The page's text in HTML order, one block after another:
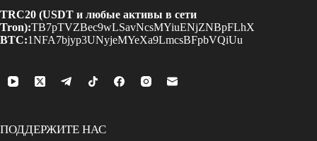
TRC20 (USDT и любые активы в сети
Tron):TB7pTVZBec9wLSavNcsMYiuENjZNBpFLhX
BTC:1NFA7bjyp3UNyjeMYeXa9LmcsBFpbVQiUu
ПОДДЕРЖИТЕ НАС